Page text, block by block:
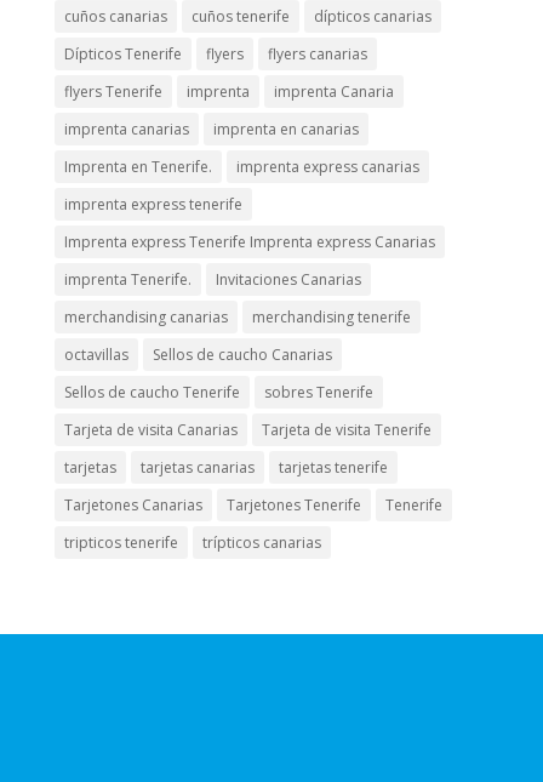
cuños canarias
cuños tenerife
dípticos canarias
Dípticos Tenerife
flyers
flyers canarias
flyers Tenerife
imprenta
imprenta Canaria
imprenta canarias
imprenta en canarias
Imprenta en Tenerife.
imprenta express canarias
imprenta express tenerife
Imprenta express Tenerife Imprenta express Canarias
imprenta Tenerife.
Invitaciones Canarias
merchandising canarias
merchandising tenerife
octavillas
Sellos de caucho Canarias
Sellos de caucho Tenerife
sobres Tenerife
Tarjeta de visita Canarias
Tarjeta de visita Tenerife
tarjetas
tarjetas canarias
tarjetas tenerife
Tarjetones Canarias
Tarjetones Tenerife
Tenerife
tripticos tenerife
trípticos canarias